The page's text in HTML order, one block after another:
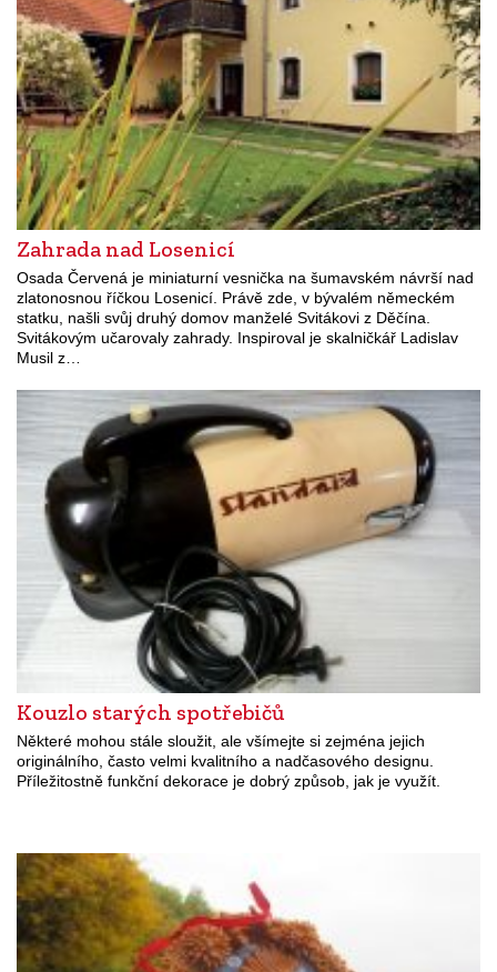
Zahrada nad Losenicí
Osada Červená je miniaturní vesnička na šumavském návrší nad
zlatonosnou říčkou Losenicí. Právě zde, v bývalém německém
statku, našli svůj druhý domov manželé Svitákovi z Děčína.
Svitákovým učarovaly zahrady. Inspiroval je skalničkář Ladislav
Musil z…
Kouzlo starých spotřebičů
Některé mohou stále sloužit, ale všímejte si zejména jejich
originálního, často velmi kvalitního a nadčasového designu.
Příležitostně funkční dekorace je dobrý způsob, jak je využít.